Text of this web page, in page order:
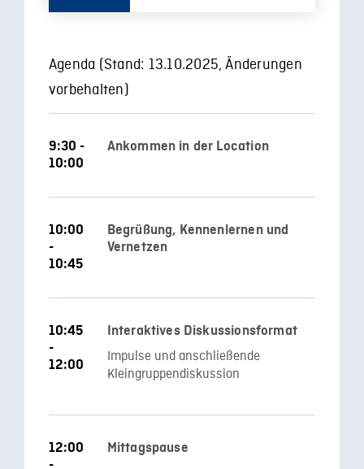
Agenda (Stand: 13.10.2025, Änderungen
vorbehalten)
9:30 -
10:00
Ankommen in der Location
10:00
-
10:45
Begrüßung, Kennenlernen und
Vernetzen
10:45
-
12:00
Interaktives Diskussionsformat
Impulse und anschließende
Kleingruppendiskussion
12:00
-
Mittagspause